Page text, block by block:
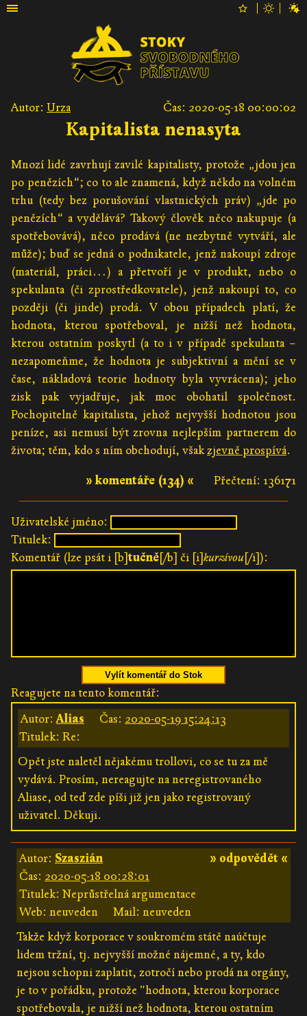
Autor: Urza Čas: 2020-05-18 00:00:02
Kapitalista nenasyta
Mnozí lidé zavrhují zavilé kapitalisty, protože „jdou jen
po penězích“; co to ale znamená, když někdo na volném
trhu (tedy bez porušování vlastnických práv) „jde po
penězích“ a vydělává? Takový člověk něco nakupuje (a
spotřebovává), něco prodává (ne nezbytně vytváří, ale
může); buď se jedná o podnikatele, jenž nakoupí zdroje
(materiál, práci…) a přetvoří je v produkt, nebo o
spekulanta (či zprostředkovatele), jenž nakoupí to, co
později (či jinde) prodá. V obou případech platí, že
hodnota, kterou spotřeboval, je nižší než hodnota,
kterou ostatním poskytl (a to i v případě spekulanta –
nezapomeňme, že hodnota je subjektivní a mění se v
čase, nákladová teorie hodnoty byla vyvrácena); jeho
zisk pak vyjadřuje, jak moc obohatil společnost.
Pochopitelně kapitalista, jehož nejvyšší hodnotou jsou
peníze, asi nemusí být zrovna nejlepším partnerem do
života; těm, kdo s ním obchodují, všakzjevně prospívá.
Přečtení: 136171
» komentáře (134) «
Uživatelské jméno:
Titulek:
Komentář (lze psát i [b]tučně[/b] či [i]kurzívou[/i]):
Vylít komentář do Stok
Reagujete na tento komentář:
Autor:Alias Čas: 2020-05-19 15:24:13
Titulek: Re:
Opět jste naletěl nějakému trollovi, co se tu za mě
vydává. Prosím, nereagujte na neregistrovaného
Aliase, od teď zde píši již jen jako registrovaný
uživatel. Děkuji.
» odpovědět «
Autor: Szaszián
Čas: 2020-05-18 00:28:01
Titulek: Neprůstřelná argumentace
Web: neuveden
Mail: neuveden
Takže když korporace v soukromém státě naúčtuje
lidem tržní, tj. nejvyšší možné nájemné, a ty, kdo
nejsou schopni zaplatit, zotročí nebo prodá na orgány,
je to v pořádku, protože "hodnota, kterou korporace
spotřebovala, je nižší než hodnota, kterou ostatním